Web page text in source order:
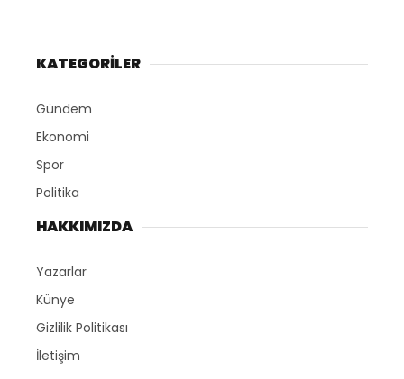
KATEGORİLER
Gündem
Ekonomi
Spor
Politika
HAKKIMIZDA
Yazarlar
Künye
Gizlilik Politikası
İletişim